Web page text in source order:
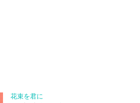
花束を君に